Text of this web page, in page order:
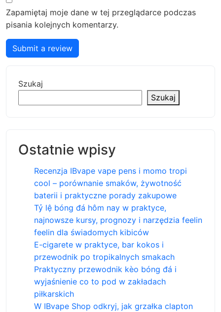
Zapamiętaj moje dane w tej przeglądarce podczas
pisania kolejnych komentarzy.
Submit a review
Szukaj
Szukaj
Ostatnie wpisy
Recenzja IBvape vape pens i momo tropi
cool – porównanie smaków, żywotność
baterii i praktyczne porady zakupowe
Tỷ lệ bóng đá hôm nay w praktyce,
najnowsze kursy, prognozy i narzędzia feelin
feelin dla świadomych kibiców
E-cigarete w praktyce, bar kokos i
przewodnik po tropikalnych smakach
Praktyczny przewodnik kèo bóng đá i
wyjaśnienie co to pod w zakładach
piłkarskich
W IBvape Shop odkryj, jak grzałka clapton